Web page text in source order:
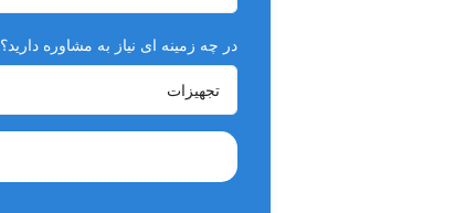
در چه زمینه ای نیاز به مشاوره دارید؟